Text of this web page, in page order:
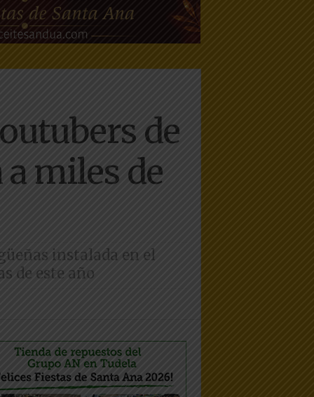
de
miles de
instalada en el
de este año